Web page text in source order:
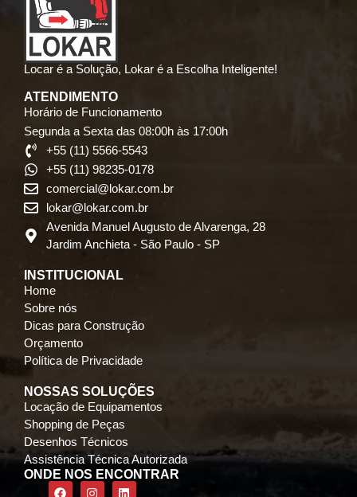
Locar é a Solução, Lokar é a Escolha Inteligente!
ATENDIMENTO
Horário de Funcionamento
Segunda a Sexta das 08:00h às 17:00h
+55 (11) 5566-5543
+55 (11) 98235-0178
comercial@lokar.com.br
lokar@lokar.com.br
Avenida Manuel Augusto de Alvarenga, 28
Jardim Anchieta - São Paulo - SP
INSTITUCIONAL
Home
Sobre nós
Dicas para Construção
Orçamento
Política de Privacidade
NOSSAS SOLUÇÕES
Locação de Equipamentos
Shopping de Peças
Desenhos Técnicos
Assistência Técnica Autorizada
ONDE NOS ENCONTRAR